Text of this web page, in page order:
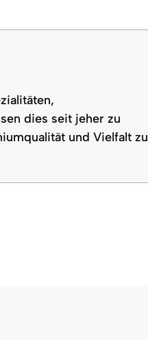
dies seit jeher zu
und Vielfalt zu